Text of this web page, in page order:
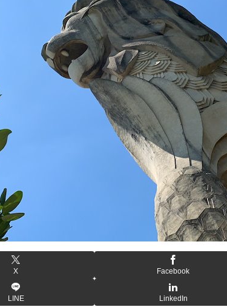
X Facebook
LINE LinkedIn